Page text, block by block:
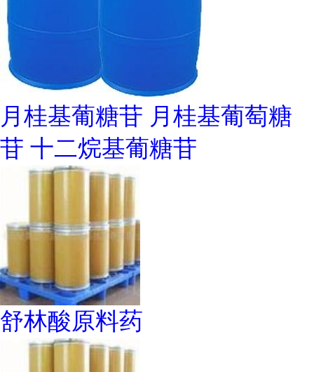
月桂基葡糖苷 月桂基葡萄糖
苷 十二烷基葡糖苷
舒林酸原料药